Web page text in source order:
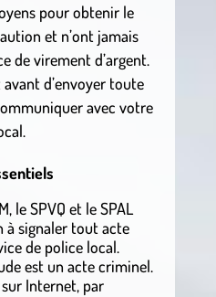
pour obtenir le
et n’ont jamais
de virement d’argent.
d’envoyer toute
avec votre
le SPVQ et le SPAL
signaler tout acte
de police local.
est un acte criminel.
Internet, par